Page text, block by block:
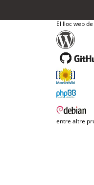
El lloc web
entre altre